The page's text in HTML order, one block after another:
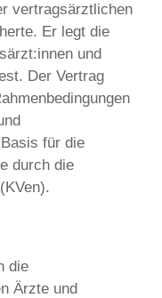
vertragsärztlichen
Er legt die
und
Der Vertrag
für die
durch die
die
Ärzte und